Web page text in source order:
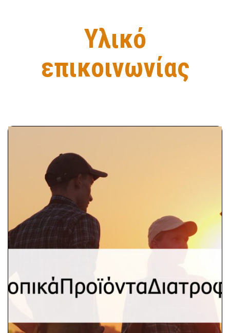
Υλικό
επικοινωνίας
Το εργαλείο
#ΤοπικάΠροϊόνταΔιατροφής
(#WeNeedLocalFood) είναι ένας
οπτικός οδηγός για τη χρήση των
μέσων κοινωνικής δικτύωσης (social
θρεπτικό και νόστιμο τοπικό φαγητό.
Το εργαλείο περιέχει οδηγίες βήμα-
επικοινωνιακές εκστρατείες, να